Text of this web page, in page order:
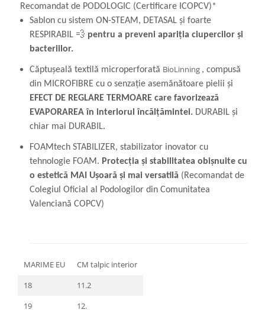
Recomandat de PODOLOGIC (Certificare ICOPCV)*
Sablon cu sistem ON-STEAM, DETASAL și foarte
RESPIRABIL 💨 pentru a preveni apariția ciupercilor și
bacteriilor.
Căptușeală textilă microperforată BioLinning , compusă
din MICROFIBRE cu o senzație asemănătoare pielii și
EFECT DE REGLARE TERMOARE care favorizează
EVAPORAREA în interiorul încălțămintei. DURABIL și
chiar mai DURABIL.
FOAMtech STABILIZER, stabilizator inovator cu
tehnologie FOAM. Protecția și stabilitatea obișnuite cu
o estetică MAI Ușoară și mai versatilă (Recomandat de
Colegiul Oficial al Podologilor din Comunitatea
Valenciană COPCV)
MARIME EU
CM talpic interior
18
11.2
19
12.